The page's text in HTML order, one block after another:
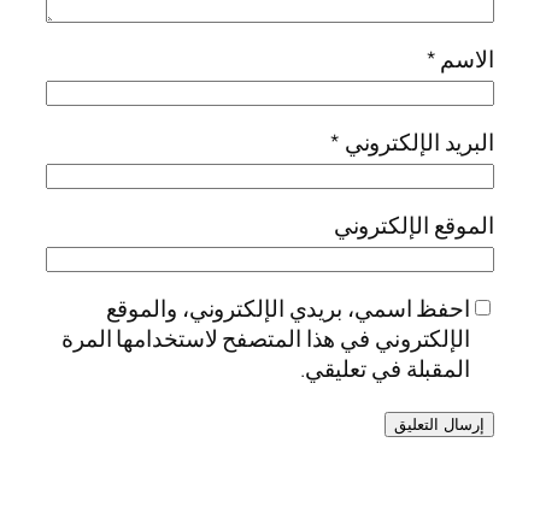
الاسم*
البريد الإلكتروني *
الموقع الإلكتروني
احفظ اسمي، بريدي الإلكتروني، والموقع
الإلكتروني في هذا المتصفح لاستخدامها المرة
المقبلة في تعليقي.